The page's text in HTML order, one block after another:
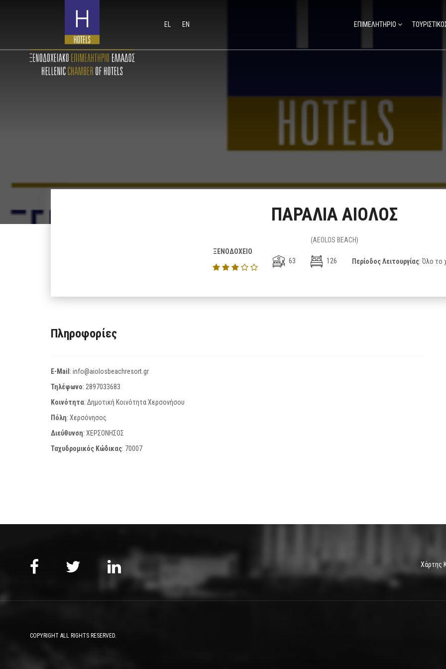
EL EN ΕΠΙΜΕΛΗΤΗΡΙΟ
ΠΑΡΑΛΙΑ ΑΙΟΛΟΣ
(AEOLOS BEACH)
ΞΕΝΟΔΟΧΕΙΟ
63
126 Περίοδος Λειτουργίας: Όλο το
Πληροφορίες
E-Mail : info@aiolosbeachresort.gr
Τηλέφωνο: 2897033683
Κοινότητα: Δημοτική Κοινότητα Χερσονήσου
Πόλη: Χερσόνησος
Διεύθυνση: ΧΕΡΣΟΝΗΣΟΣ
Ταχυδρομικός Κώδικας: 70007
Χάρτης
COPYRIGHT ALL RIGHTS RESERVED.